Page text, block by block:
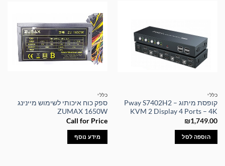
כללי
קופסת מיתוג – Pway S7402H2
KVM 2 Display 4 Ports – 4K
₪1,749.00
הוספה לסל
כללי
ספק כוח איכותי לשימוש מיינינג
ZUMAX 1650W
Call for Price
מידע נוסף